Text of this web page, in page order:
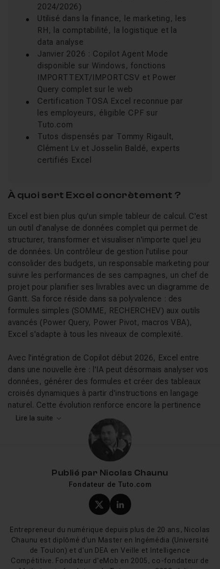
2024/2026)
Utilisé dans la finance, le marketing, les
RH, la comptabilité, la logistique et la
data analyse
Janvier 2026 : Copilot Agent Mode
disponible sur Windows, fonctions
IMPORTTEXT/IMPORTCSV et Power
Query complet sur le web
Certification TOSA Excel reconnue par
les employeurs, éligible CPF sur
Tuto.com
Tutos dispensés par Tommy Rigault,
Clément Lv et Josselin Baldé, experts
certifiés Excel
À quoi sert Excel concrètement ?
Excel est bien plus qu'un simple tableur de calcul. C'est
un outil d'analyse de données complet qui permet de
structurer, transformer et visualiser n'importe quel jeu
de données. Un contrôleur de gestion l'utilise pour
consolider des budgets, un responsable marketing pour
suivre les performances de ses campagnes, un chef de
projet pour planifier ses livrables avec un diagramme de
Gantt. Sa force réside dans sa polyvalence : des
formules simples (SOMME, RECHERCHEV) aux outils
avancés (Power Query, Power Pivot, macros VBA),
Excel s'adapte à tous les niveaux de complexité.
Avec l'intégration de Copilot début 2026, Excel entre
dans une nouvelle ère : l'IA peut désormais analyser vos
données, générer des formules et créer des tableaux
croisés dynamiques à partir d'instructions en langage
naturel. Cette évolution renforce encore la pertinence
d'une maîtrise solide du tableur pour dialoguer
efficacement avec l'assistant IA.
Ce que vous allez apprendre sur
Tuto.com
Les tutos Excel de Tuto.com couvrent l'ensemble des
compétences, du niveau débutant à l'expertise. Tommy
Rigault, formateur spécialisé en modélisation et
automatisation Excel, propose un
cours complet régulièrement mis à jourqui structure
l'apprentissage du tableur de manière progressive avec
des quiz et des exercices pratiques à chaque chapitre.
Lire la suite
Publié par Nicolas Chaunu
Fondateur de Tuto.com
Profil X (twitter) de
Profil LinkedIn de
Entrepreneur du numérique depuis plus de 20 ans, Nicolas
Chaunu est diplômé d'un Master en Ingémédia (Université
de Toulon) et d'un DEA en Veille et Intelligence
Compétitive. Fondateur d'eMob en 2005, co-fondateur de